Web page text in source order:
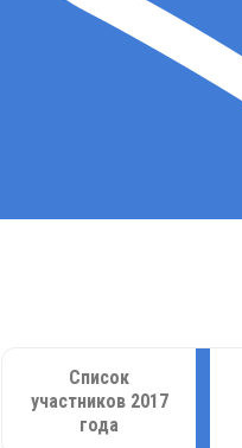
Список
участников 2017
года